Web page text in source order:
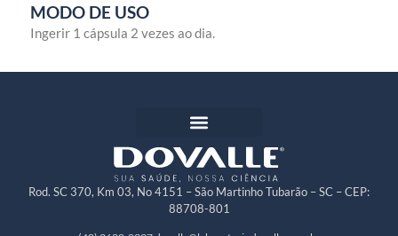
MODO DE USO
Ingerir 1 cápsula 2 vezes ao dia.
Rod. SC 370, Km 03, No 4151 – São Martinho Tubarão – SC – CEP:
88708-801